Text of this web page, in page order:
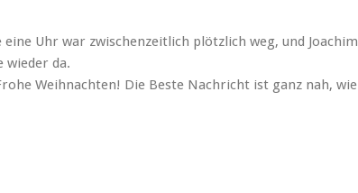
Uhr war zwischenzeitlich plötzlich weg, und Joachim
wieder da.
Weihnachten! Die Beste Nachricht ist ganz nah, wie